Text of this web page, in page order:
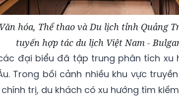
hóa, Thể thao và Du lịch tỉnh Quảng
tuyến hợp tác du lịch Việt Nam -
đại biểu đã tập trung phân tích xu
Trong bối cảnh nhiều khu vực
trị, du khách có xu hướng tìm